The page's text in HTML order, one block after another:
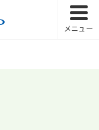
メニュー